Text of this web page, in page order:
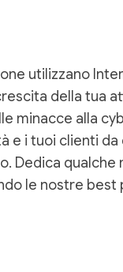
utilizzano
della tua
minacce alla
e i tuoi clienti da
Dedica qualche
le nostre best